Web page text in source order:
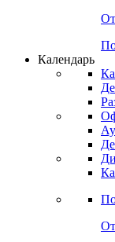
Календарь